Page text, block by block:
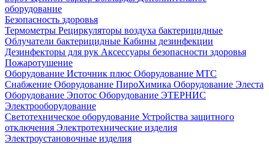
оборудование
Безопасность здоровья
Термометры Рециркуляторы воздуха бактерицидные
Облучатели бактерицидные Кабины дезинфекции
Дезинфекторы для рук Аксессуары безопасности здоровья
Пожаротушение
Оборудование Источник плюс Оборудование МТС
Снабжение Оборудование ПироХимика Оборудование Элеста
Оборудование Эпотос Оборудование ЭТЕРНИС
Электрооборудование
Светотехническое оборудование Устройства защитного
отключения Электротехнические изделия
Электроустановочные изделия